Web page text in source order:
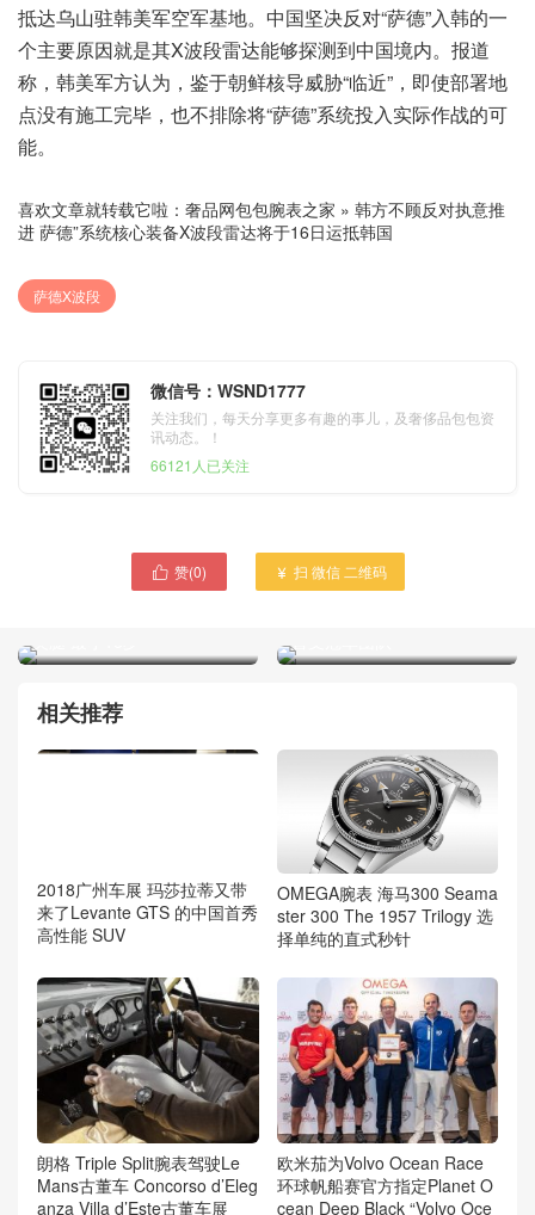
抵达乌山驻韩美军空军基地。中国坚决反对“萨德”入韩的一
个主要原因就是其X波段雷达能够探测到中国境内。报道
称，韩美军方认为，鉴于朝鲜核导威胁“临近”，即使部署地
点没有施工完毕，也不排除将“萨德”系统投入实际作战的可
能。
喜欢文章就转载它啦： 奢品网包包腕表之家 » 韩方不顾反对执意推
进 萨德”系统核心装备X波段雷达将于16日运抵韩国
萨德X波段
微信号：WSND1777
关注我们，每天分享更多有趣的事儿，及奢侈品包包资
讯动态。！
66121人已关注
 赞(0)  扫 微信 二维码
山东省交通学院举行空中乘
Pwn2Own 2017世界黑客大
相关推荐
2018广州车展 玛莎拉蒂又带
来了Levante GTS 的中国首秀
高性能 SUV
OMEGA腕表 海马300 Seama
ster 300 The 1957 Trilogy 选
择单纯的直式秒针
朗格 Triple Split腕表驾驶Le
Mans古董车 Concorso d’Eleg
anza Villa d’Este古董车展
欧米茄为Volvo Ocean Race
环球帆船赛官方指定Planet O
cean Deep Black “Volvo Oce